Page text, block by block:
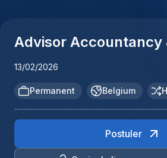
Advisor Accountancy
13/02/2026
Permanent Belgium
Postuler